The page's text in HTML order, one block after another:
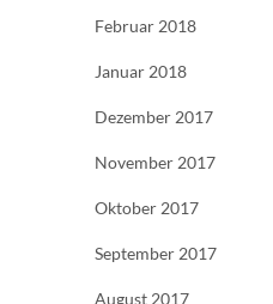
Februar 2018
Januar 2018
Dezember 2017
November 2017
Oktober 2017
September 2017
August 2017